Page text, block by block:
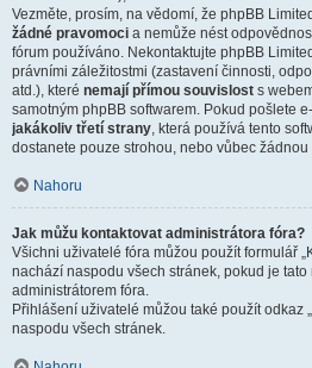
Vezměte, prosím, na vědomí, že phpBB
žádné pravomoci a nemůže nést
fórum používáno. Nekontaktujte phpBB
právními záležitostmi (zastavení činnosti,
atd.), které nemají přímou souvislost s
samotným phpBB softwarem. Pokud pošlete
jakákoliv třetí strany, která používá tento
dostanete pouze strohou, nebo vůbec
Nahoru
Jak můžu kontaktovat administrátora fóra?
Všichni uživatelé fóra můžou použít formulář
nachází naspodu všech stránek, pokud je
administrátorem fóra.
Přihlášení uživatelé můžou také použít odkaz
naspodu všech stránek.